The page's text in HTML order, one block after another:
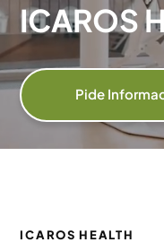
ICAROS
Pide
ICAROS HEALTH